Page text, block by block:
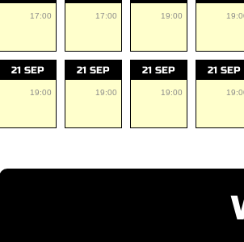
17:00 17:00 19:00
21 SEP
19:00
21 SEP
19:00
21 SEP
19:00
21 SEP